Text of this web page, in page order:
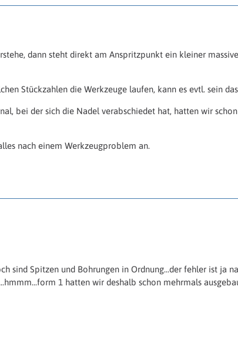
dann steht direkt am Anspritzpunkt ein kleiner
Stückzahlen die Werkzeuge laufen, kann es evtl. sein
bei der sich die Nadel verabschiedet hat, hatten wir
nach einem Werkzeugproblem an.
sind Spitzen und Bohrungen in Ordnung...der fehler ist ja
1 hatten wir deshalb schon mehrmals